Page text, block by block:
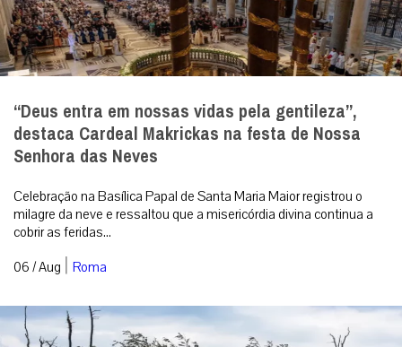
“Deus entra em nossas vidas pela gentileza”,
destaca Cardeal Makrickas na festa de Nossa
Senhora das Neves
Celebração na Basílica Papal de Santa Maria Maior registrou o
milagre da neve e ressaltou que a misericórdia divina continua a
cobrir as feridas...
06 / Aug | Roma